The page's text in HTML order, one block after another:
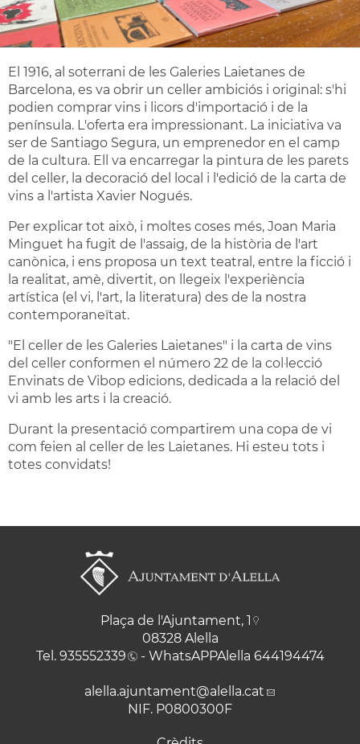
El 1916, al soterrani de les Galeries Laietanes de
Barcelona, es va obrir un celler ambiciós i original: s'hi
podien comprar vins i licors d'importació i de la
península. L'oferta era impressionant. La iniciativa va
ser de Santiago Segura, un emprenedor en el camp
de la cultura. Ell va encarregar la pintura de les parets
del celler, la decoració del local i l'edició de la carta de
vins a l'artista Xavier Nogués.
Per explicar tot això, i moltes coses més, Joan Maria
Minguet ha fugit de l'assaig, de la història de l'art
canònica, i ens proposa un text teatral, entre la ficció i
la realitat, amè, divertit, on llegeix l'experiència
artística (el vi, l'art, la literatura) des de la nostra
contemporaneïtat.
"El celler de les Galeries Laietanes" i la carta de vins
del celler conformen el número 22 de la col·lecció
Envinats de Vibop edicions, dedicada a la relació del
vi amb les arts i la creació.
Durant la presentació compartirem una copa de vi
com feien al celler de les Laietanes. Hi esteu tots i
totes convidats!
Plaça de l'Ajuntament, 1
08328 Alella
Tel. 935552339 - WhatsAPPAlella 644194474
alella.ajuntament@alella.cat
NIF. P0800300F